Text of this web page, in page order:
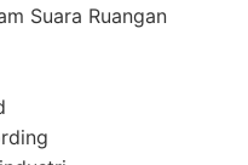
Suara Ruangan